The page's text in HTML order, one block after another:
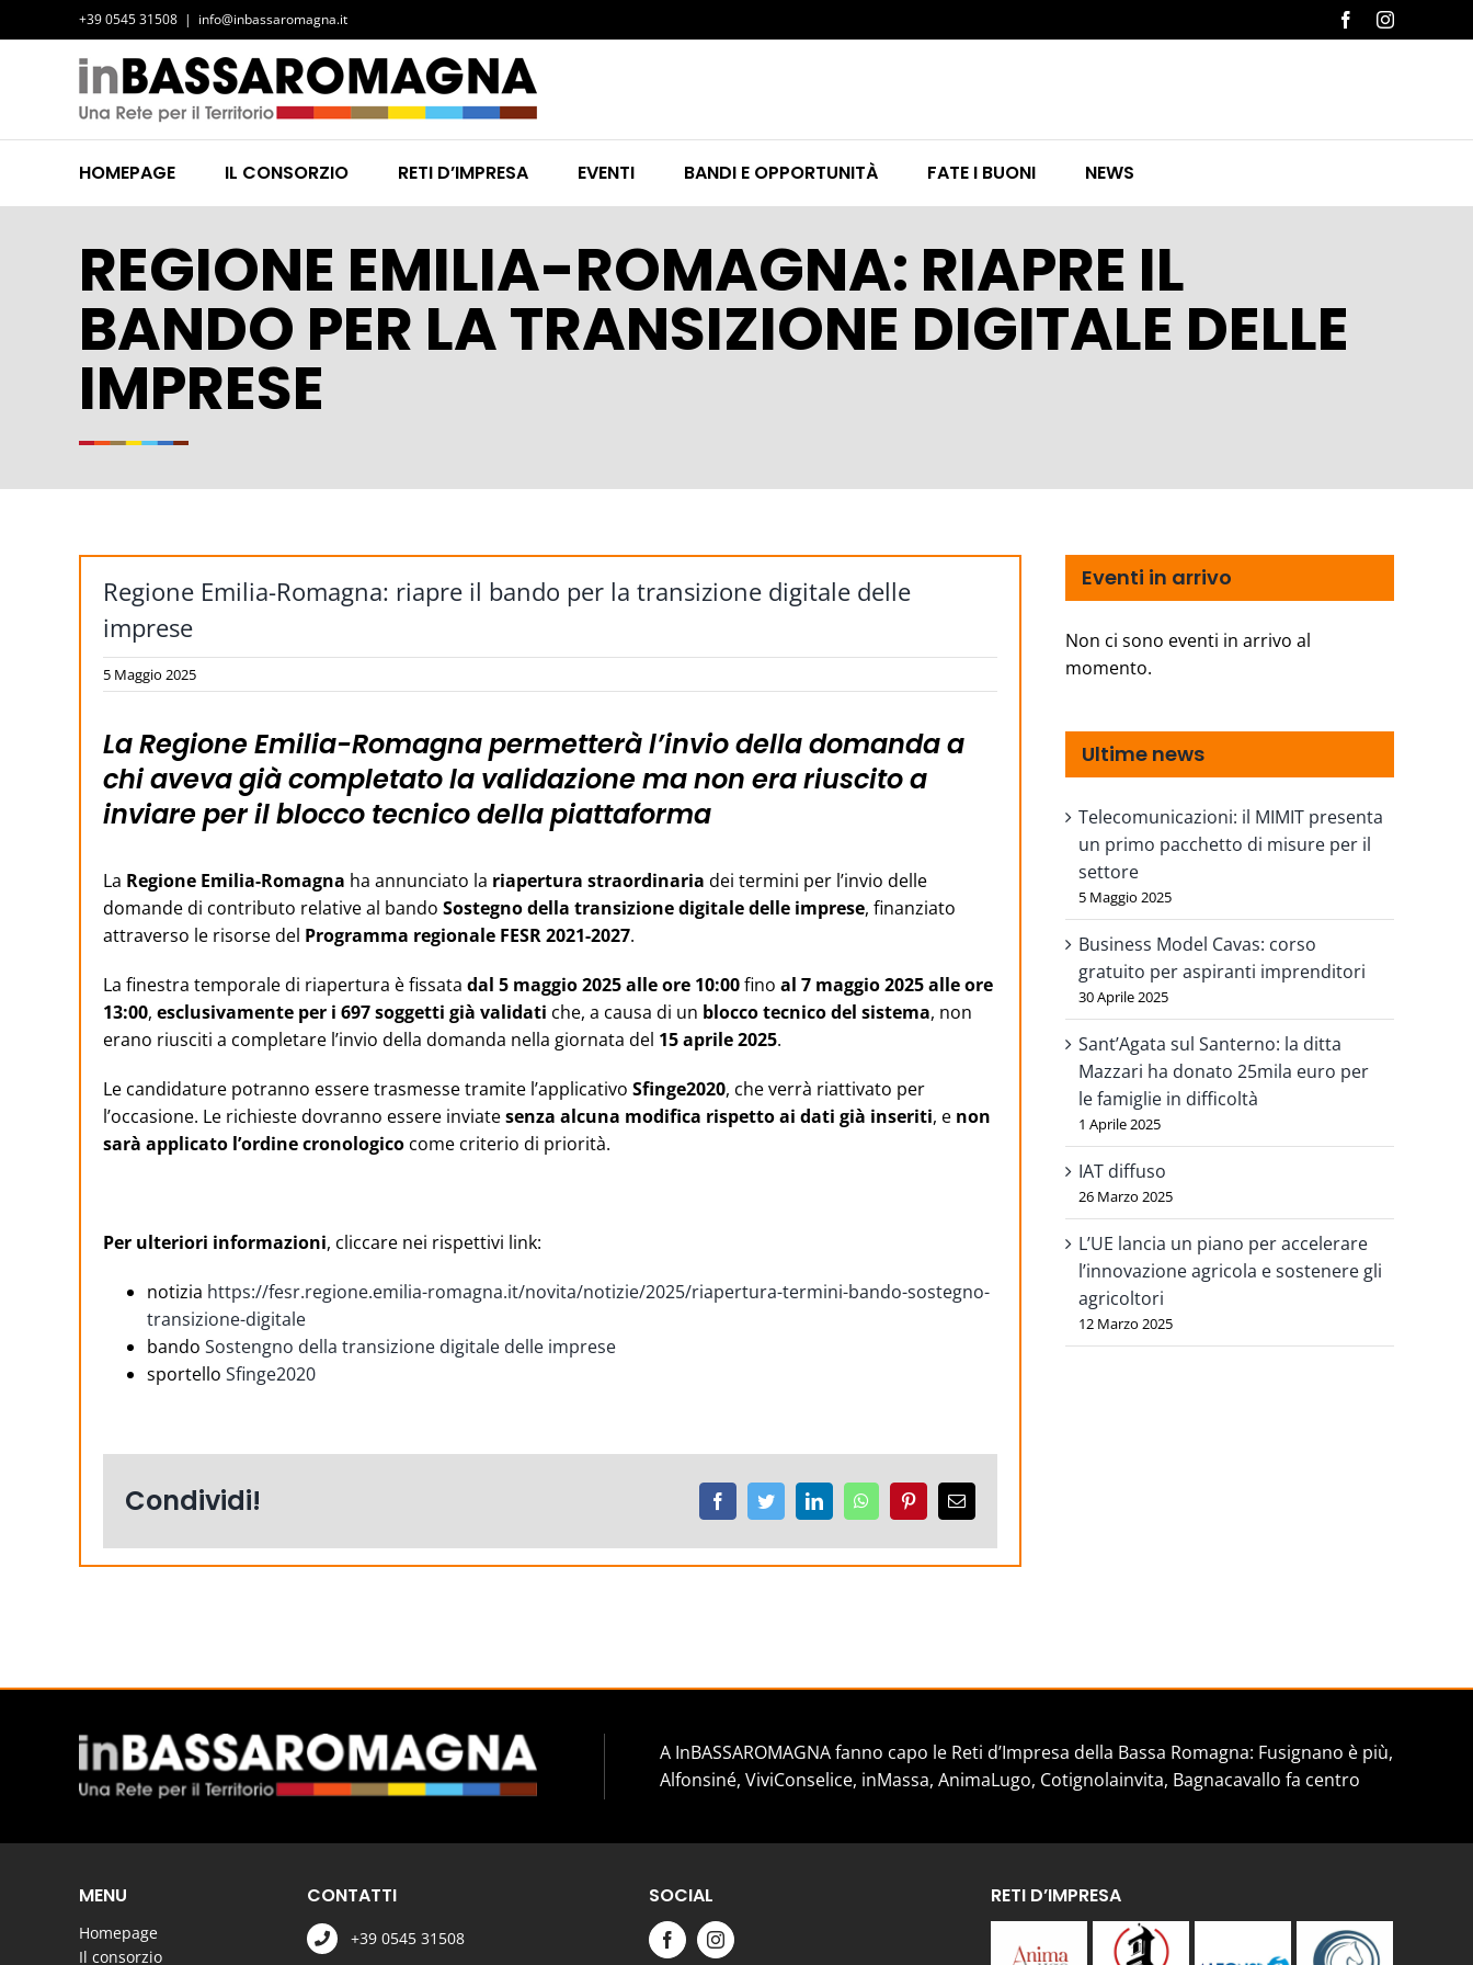
al
contenuto
+39 0545 31508 | info@inbassaromagna.it FacebookInstagram
HOMEPAGE IL CONSORZIO RETI D’IMPRESA EVENTI BANDI E OPPORTUNITÀ FATE I BUONI NEWS
REGIONE EMILIA-ROMAGNA: RIAPRE IL
BANDO PER LA TRANSIZIONE DIGITALE DELLE
IMPRESE
Regione Emilia-Romagna: riapre il bando per la transizione digitale delle
imprese
5 Maggio 2025
La Regione Emilia-Romagna permetterà l’invio della domanda a
chi aveva già completato la validazione ma non era riuscito a
inviare per il blocco tecnico della piattaforma
La Regione Emilia-Romagna ha annunciato la riapertura straordinaria dei termini per l’invio delle
domande di contributo relative al bando Sostegno della transizione digitale delle imprese, finanziato
attraverso le risorse del Programma regionale FESR 2021-2027.
La finestra temporale di riapertura è fissata dal 5 maggio 2025 alle ore 10:00fino al 7 maggio 2025 alle ore
13:00, esclusivamente per i 697 soggetti già validati che, a causa di un blocco tecnico del sistema, non
erano riusciti a completare l’invio della domanda nella giornata del 15 aprile 2025.
Le candidature potranno essere trasmesse tramite l’applicativo Sfinge2020, che verrà riattivato per
l’occasione. Le richieste dovranno essere inviatesenza alcuna modifica rispetto ai dati già inseriti, e non
sarà applicato l’ordine cronologico come criterio di priorità.
Per ulteriori informazioni, cliccare nei rispettivi link:
notizia https://fesr.regione.emilia-romagna.it/novita/notizie/2025/riapertura-termini-bando-sostegno-
transizione-digitale
bando Sostengno della transizione digitale delle imprese
sportello Sfinge2020
Condividi! FacebookTwitterLinkedInWhatsAppPinterestEmail
Eventi in arrivo
Non ci sono eventi in arrivo al
momento.
Ultime news
Telecomunicazioni: il MIMIT presenta
un primo pacchetto di misure per il
settore
5 Maggio 2025
Business Model Cavas: corso
gratuito per aspiranti imprenditori
30 Aprile 2025
Sant’Agata sul Santerno: la ditta
Mazzari ha donato 25mila euro per
le famiglie in difficoltà
1 Aprile 2025
IAT diffuso
26 Marzo 2025
L’UE lancia un piano per accelerare
l’innovazione agricola e sostenere gli
agricoltori
12 Marzo 2025
A InBASSAROMAGNA fanno capo le Reti d’Impresa della Bassa Romagna: Fusignano è più,
Alfonsiné, ViviConselice, inMassa, AnimaLugo, Cotignolainvita, Bagnacavallo fa centro
MENU
Homepage
Il consorzio
CONTATTI
+39 0545 31508
SOCIAL RETI D’IMPRESA